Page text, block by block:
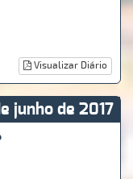
Visualizar Diário
junho de 2017